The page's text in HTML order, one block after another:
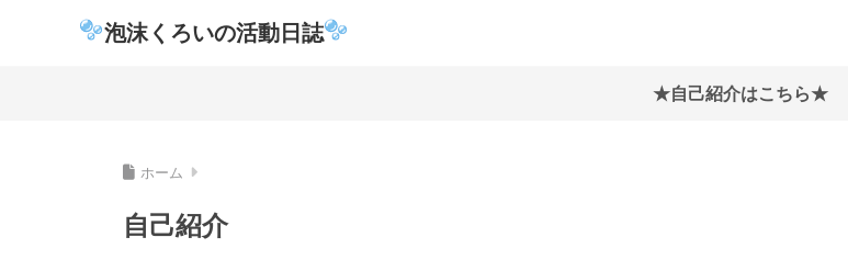
泡沫くろいの活動日誌
★自己紹介はこちら★
ホーム
自己紹介